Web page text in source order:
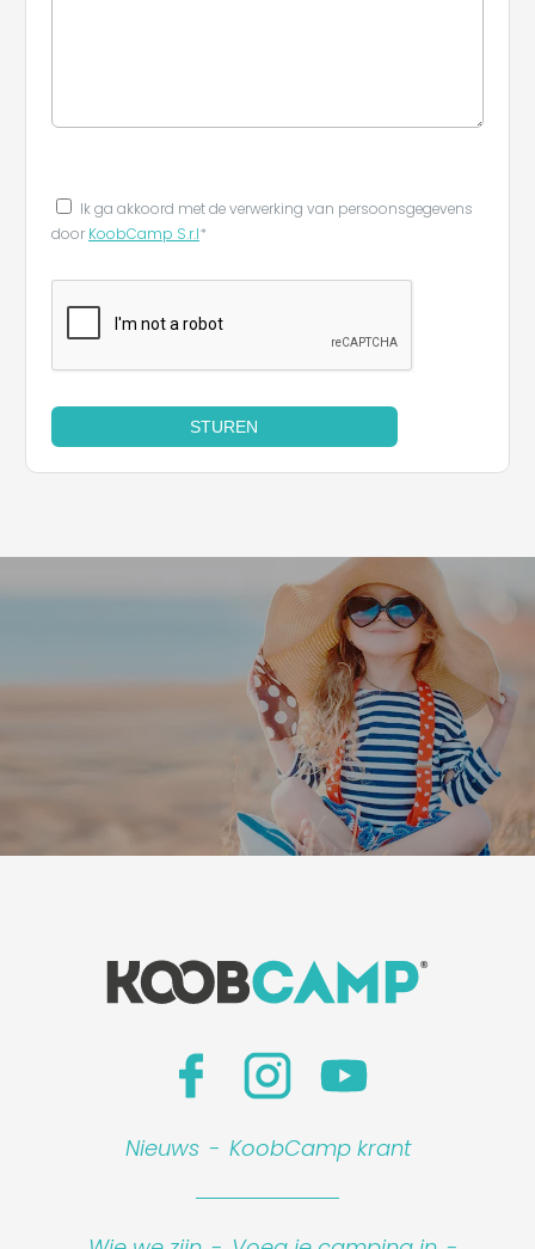
Ik ga akkoord met de verwerking van persoonsgegevens
door KoobCamp S.r.l*
STUREN
Nieuws - KoobCamp krant